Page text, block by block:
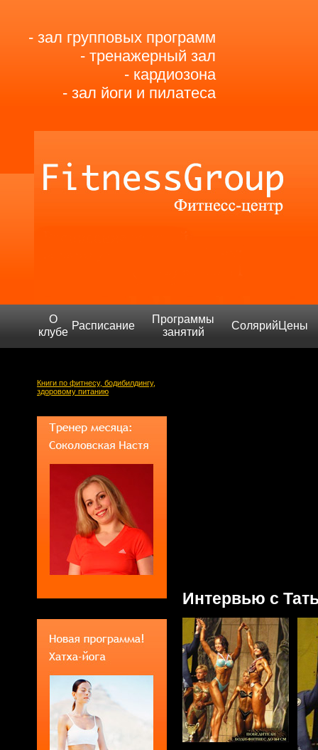
- зал групповых программ
- тренажерный зал
- кардиозона
- зал йоги и пилатеса
О
клубе
Расписание
Программы
занятий
Солярий Цены
Книги по фитнесу, бодибилдингу,
здоровому питанию
Интервью с